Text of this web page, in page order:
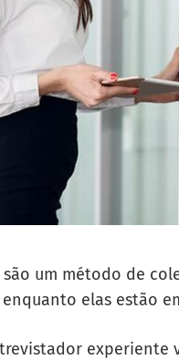
um método de
elas estão
experiente